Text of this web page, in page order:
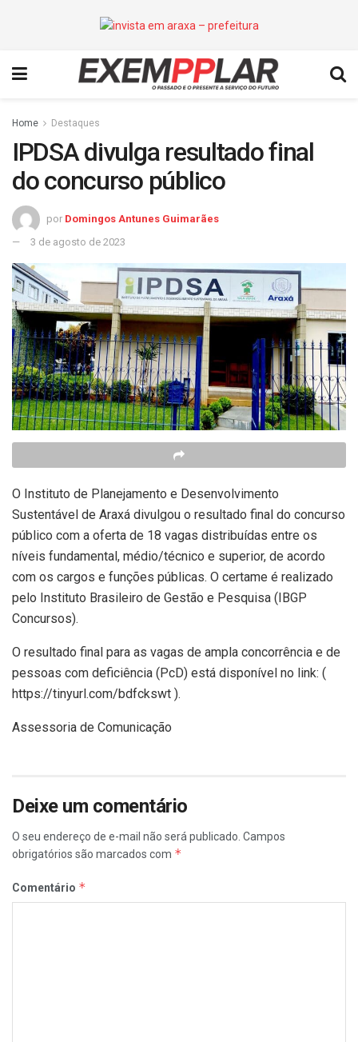
Home Destaques
IPDSA divulga resultado final
do concurso público
por Domingos Antunes Guimarães
3 de agosto de 2023
O Instituto de Planejamento e Desenvolvimento
Sustentável de Araxá divulgou o resultado final do concurso
público com a oferta de 18 vagas distribuídas entre os
níveis fundamental, médio/técnico e superior, de acordo
com os cargos e funções públicas. O certame é realizado
pelo Instituto Brasileiro de Gestão e Pesquisa (IBGP
Concursos).
O resultado final para as vagas de ampla concorrência e de
pessoas com deficiência (PcD) está disponível no link: (
https://tinyurl.com/bdfckswt ).
Assessoria de Comunicação
Deixe um comentário
O seu endereço de e-mail não será publicado. Campos
obrigatórios são marcados com *
Comentário *